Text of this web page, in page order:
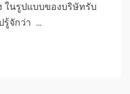
ในรูปแบบของบริษัทรับ
รู้จักว่า …